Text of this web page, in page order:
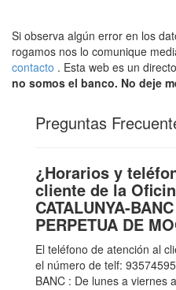
Si observa algún error en los
rogamos nos lo comunique
contacto . Esta web es un
no somos el banco. No deje
Preguntas
¿Horarios y
cliente de la
CATALUNYA-
PERPETUA DE
El teléfono de atención al
el número de telf:
BANC : De lunes a viernes